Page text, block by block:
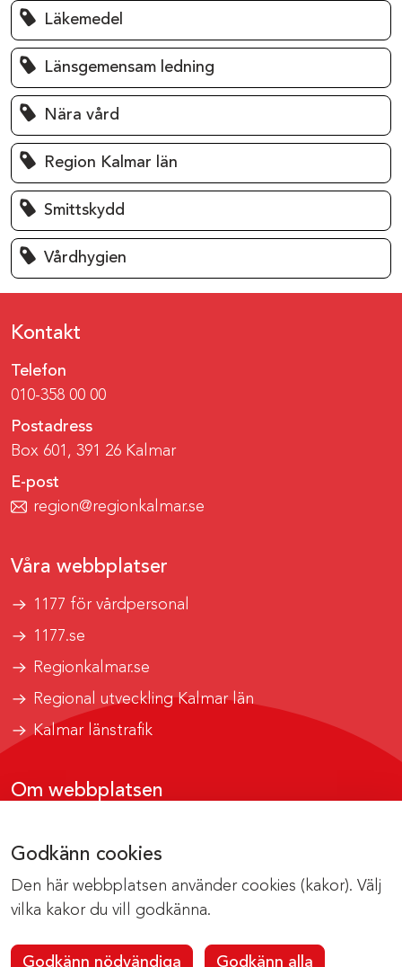
Godkänn cookies
Den här webbplatsen använder cookies (kakor). Välj
vilka kakor du vill godkänna.
Godkänn nödvändiga Godkänn alla
Läkemedel
Länsgemensam ledning
Nära vård
Region Kalmar län
Smittskydd
Vårdhygien
Kontakt
Telefon
010-358 00 00
Postadress
Box 601, 391 26 Kalmar
E-post
region@regionkalmar.se
Våra webbplatser
1177 för vårdpersonal
1177.se
Regionkalmar.se
Regional utveckling Kalmar län
Kalmar länstrafik
Om webbplatsen
Om cookies
Kontakta webbredaktionen